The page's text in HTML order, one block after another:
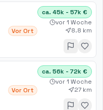
Vor Ort
ca. 45k - 57k €
vor 1 Woche
8.8 km
Vor Ort
ca. 56k - 72k €
vor 1 Woche
27 km